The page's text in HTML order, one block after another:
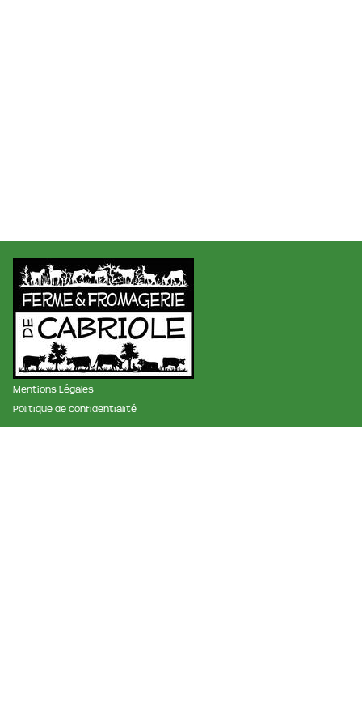
Mentions Légales
Politique de confidentialité